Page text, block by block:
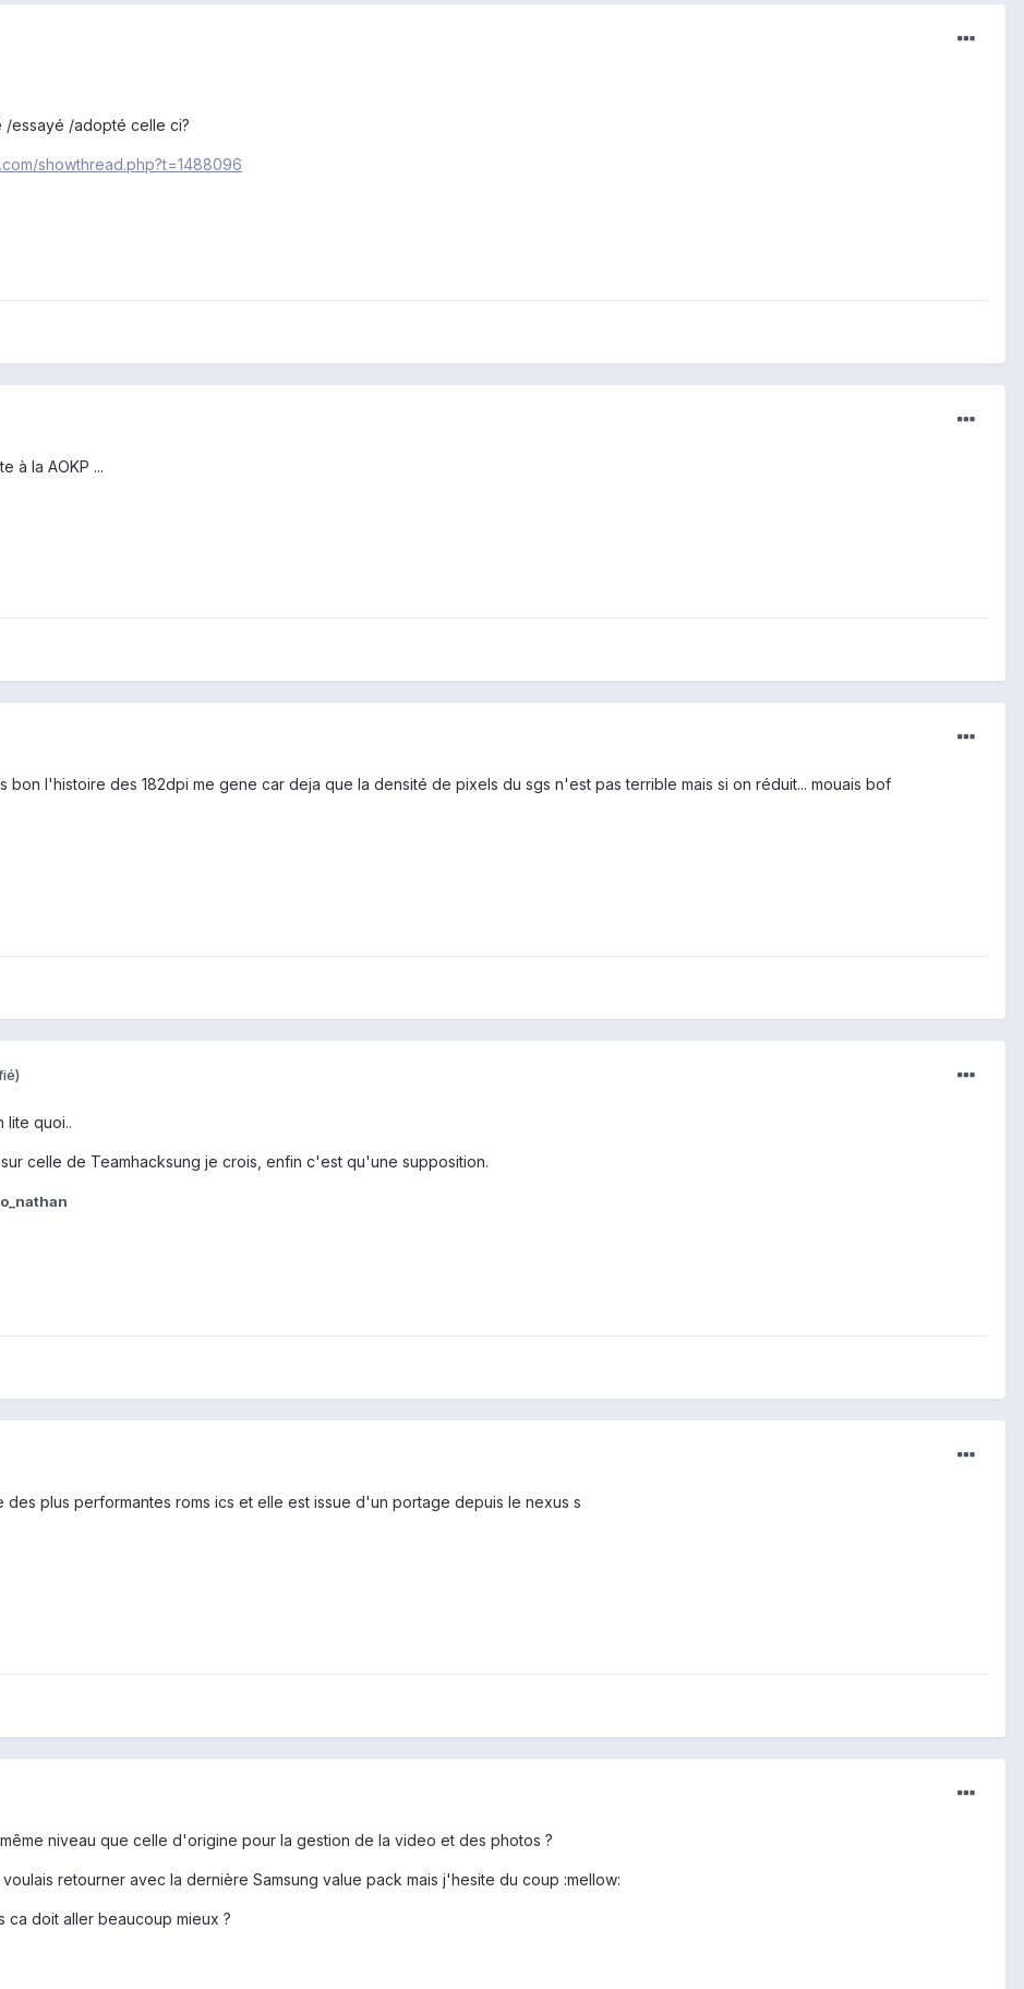
/essayé /adopté celle ci?
showthread.php?t=1488096
à la AOKP ...
bon l'histoire des 182dpi me gene car deja que la densité de pixels du sgs n'est pas terrible mais si on réduit... mouais bof
lite quoi..
celle de Teamhacksung je crois, enfin c'est qu'une supposition.
plus performantes roms ics et elle est issue d'un portage depuis le nexus s
niveau que celle d'origine pour la gestion de la video et des photos ?
retourner avec la dernière Samsung value pack mais j'hesite du coup :mellow:
ca doit aller beaucoup mieux ?